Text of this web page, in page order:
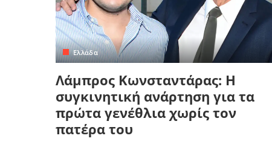
Ελλάδα
Λάμπρος Κωνσταντάρας: Η
συγκινητική ανάρτηση για τα
πρώτα γενέθλια χωρίς τον
πατέρα του